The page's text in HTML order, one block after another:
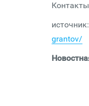
источник:
grantov/